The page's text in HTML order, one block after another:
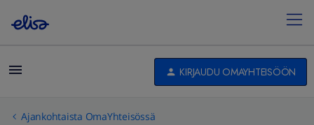
KIRJAUDU OMAYHTEISÖÖN
Ajankohtaista OmaYhteisössä